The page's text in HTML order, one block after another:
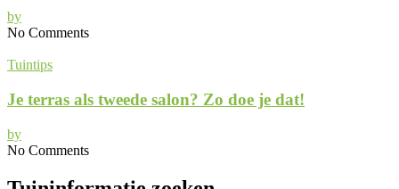
by
No Comments
Tuintips
Je terras als tweede salon? Zo doe je dat!
by
No Comments